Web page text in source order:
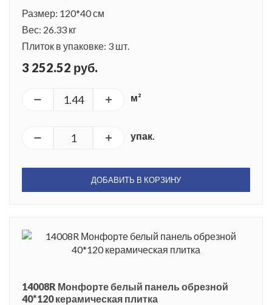
Размер: 120*40 см
Вес: 26.33 кг
Плиток в упаковке: 3 шт.
3 252.52 руб.
м²
упак.
ДОБАВИТЬ В КОРЗИНУ
14008R Монфорте белый панель обрезной
40*120 керамическая плитка